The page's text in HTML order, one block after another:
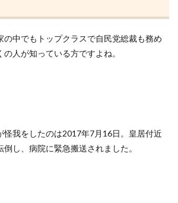
の中でもトップクラスで自民党総裁も務め
人が知っている方ですよね。
怪我をしたのは2017年7月16日。皇居付近
し、病院に緊急搬送されました。